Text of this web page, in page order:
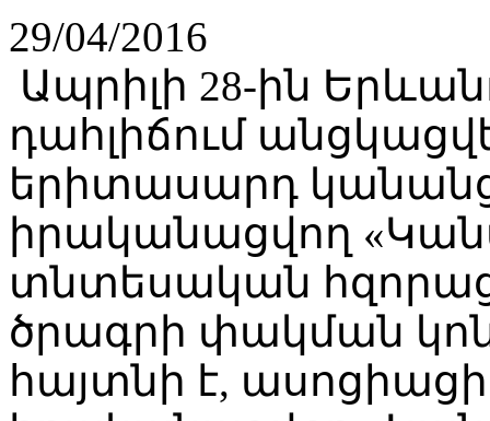
29/04/2016
Ապրիլի 28-ին
դահլիճում
երիտասարդ
իրականացվող
տնտեսական
ծրագրի փակման
հայտնի է,